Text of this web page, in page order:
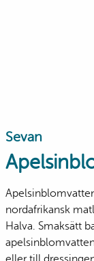
Sevan
nordafrikansk
Halva. Smaksätt